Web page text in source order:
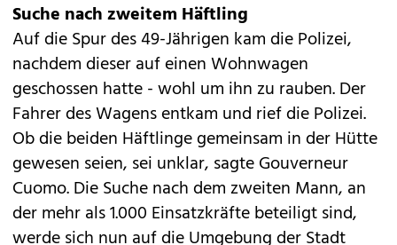
Suche nach zweitem Häftling
Auf die Spur des 49-Jährigen kam die Polizei,
nachdem dieser auf einen Wohnwagen
geschossen hatte - wohl um ihn zu rauben. Der
Fahrer des Wagens entkam und rief die Polizei.
Ob die beiden Häftlinge gemeinsam in der Hütte
gewesen seien, sei unklar, sagte Gouverneur
Cuomo. Die Suche nach dem zweiten Mann, an
der mehr als 1.000 Einsatzkräfte beteiligt sind,
werde sich nun auf die Umgebung der Stadt